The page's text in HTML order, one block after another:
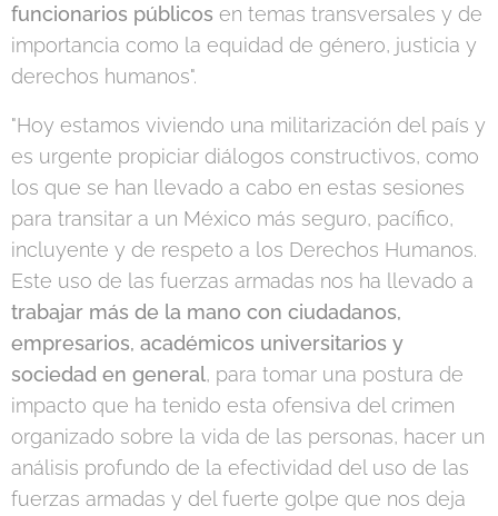
funcionarios públicos en temas transversales y de
importancia como la equidad de género, justicia y
derechos humanos".
"Hoy estamos viviendo una militarización del país y
es urgente propiciar diálogos constructivos, como
los que se han llevado a cabo en estas sesiones
para transitar a un México más seguro, pacífico,
incluyente y de respeto a los Derechos Humanos.
Este uso de las fuerzas armadas nos ha llevado a
trabajar más de la mano con ciudadanos,
empresarios, académicos universitarios y
sociedad en general, para tomar una postura de
impacto que ha tenido esta ofensiva del crimen
organizado sobre la vida de las personas, hacer un
análisis profundo de la efectividad del uso de las
fuerzas armadas y del fuerte golpe que nos deja